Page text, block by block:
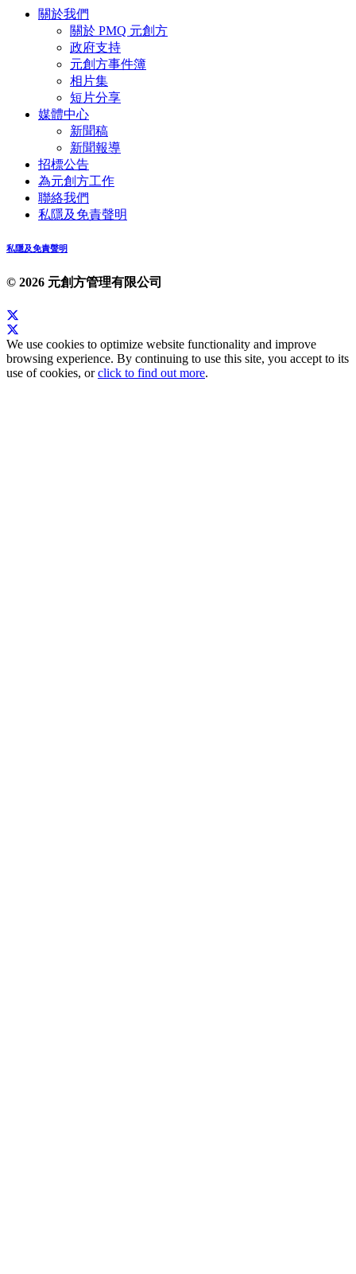
關於我們
關於 PMQ 元創方
政府支持
元創方事件簿
相片集
短片分享
媒體中心
新聞稿
新聞報導
招標公告
為元創方工作
聯絡我們
私隱及免責聲明
私隱及免責聲明
© 2026 元創方管理有限公司
We use cookies to optimize website functionality and improve
browsing experience. By continuing to use this site, you accept to its
use of cookies, orclick to find out more.